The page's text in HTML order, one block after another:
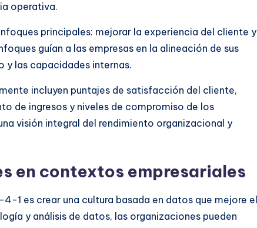
operativa.
principales: mejorar la experiencia del cliente y
guían a las empresas en la alineación de sus
y las capacidades internas.
incluyen puntajes de satisfacción del cliente,
de ingresos y niveles de compromiso de los
visión integral del rendimiento organizacional y
en contextos empresariales
1 es crear una cultura basada en datos que mejore el
y análisis de datos, las organizaciones pueden